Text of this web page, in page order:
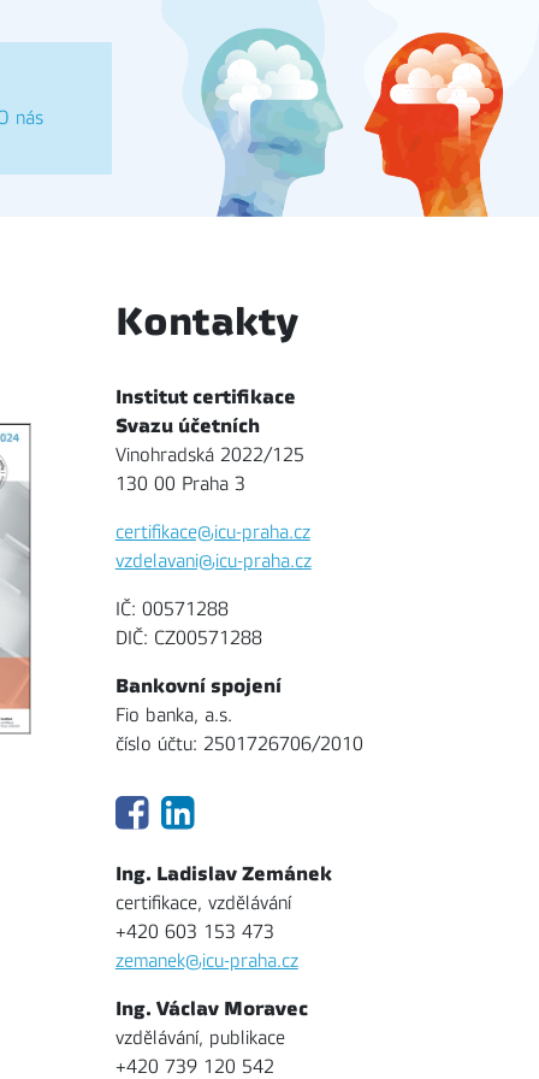
nás
Kontakty
Institut certifikace
Svazu účetních
Vinohradská 2022/125
130 00 Praha 3
certifikace@icu-praha.cz
vzdelavani@icu-praha.cz
IČ: 00571288
DIČ: CZ00571288
Bankovní spojení
Fio banka, a.s.
číslo účtu: 2501726706/2010
Ing. Ladislav Zemánek
certifikace, vzdělávání
+420 603 153 473
zemanek@icu-praha.cz
Ing. Václav Moravec
vzdělávání, publikace
+420 739 120 542